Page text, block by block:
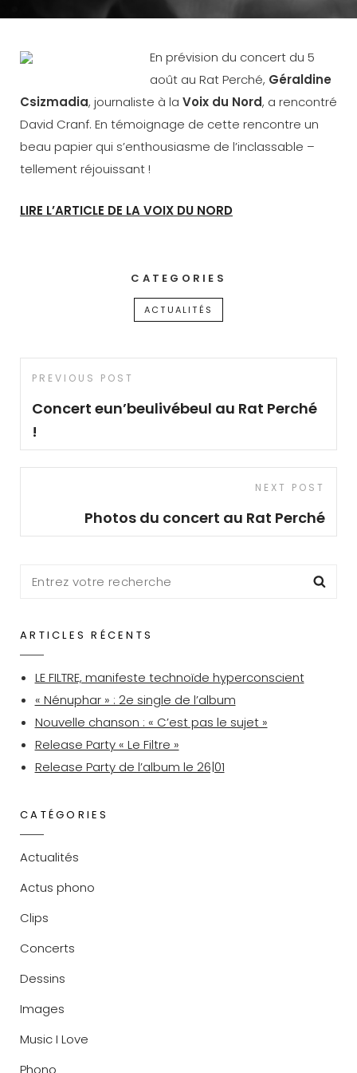
En prévision du concert du 5
août au Rat Perché, Géraldine
Csizmadia, journaliste à la Voix du Nord, a rencontré
David Cranf. En témoignage de cette rencontre un
beau papier qui s’enthousiasme de l’inclassable –
tellement réjouissant !
LIRE L’ARTICLE DE LA VOIX DU NORD
CATEGORIES
ACTUALITÉS
Navigation
de
l’article
Previous
Post
PREVIOUS POST
Concert eun’beulivébeul au Rat Perché
!
NEXT POST
Photos du concert au Rat Perché
Search
ARTICLES RÉCENTS
LE FILTRE, manifeste technoïde hyperconscient
« Nénuphar » : 2e single de l’album
Nouvelle chanson : « C’est pas le sujet »
Release Party « Le Filtre »
Release Party de l’album le 26|01
CATÉGORIES
Actualités
Actus phono
Clips
Concerts
Dessins
Images
Music I Love
Phono